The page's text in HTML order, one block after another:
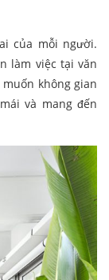
của mỗi người.
làm việc tại văn
không gian
và mang đến